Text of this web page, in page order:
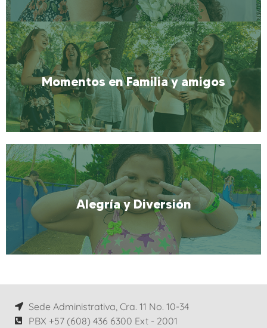
Celebración fechas especiales
Más Información
Momentos en Familia y amigos
Momentos en Familia y amigos
Más Información
Alegría y Diversión
Más Información
Sede Administrativa, Cra. 11 No. 10-34
PBX +57 (608) 436 6300 Ext - 2001